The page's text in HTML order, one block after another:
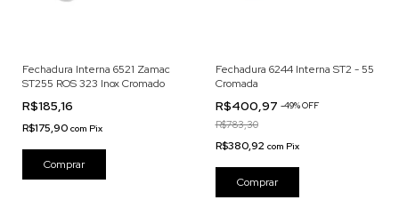
Fechadura Interna 6521 Zamac
ST255 ROS 323 Inox Cromado
R$185,16
R$175,90 com Pix
Fechadura 6244 Interna ST2 - 55
Cromada
R$400,97 -49% OFF
R$783,30
R$380,92 com Pix